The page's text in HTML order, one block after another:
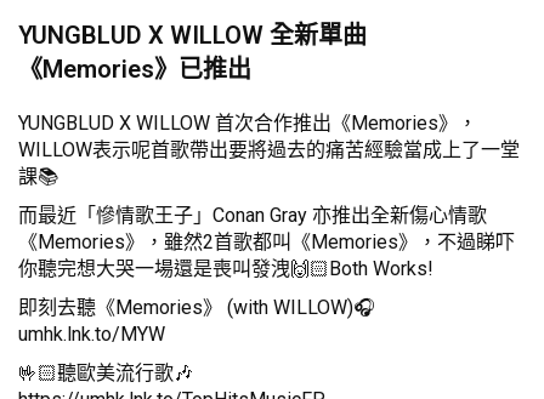
YUNGBLUD X WILLOW 全新單曲
《Memories》已推出
YUNGBLUD X WILLOW 首次合作推出《Memories》，
WILLOW表示呢首歌帶出要將過去的痛苦經驗當成上了一堂
課📚
而最近「慘情歌王子」Conan Gray 亦推出全新傷心情歌
《Memories》，雖然2首歌都叫《Memories》，不過睇吓
你聽完想大哭一場還是喪叫發洩🙌🏻Both Works!
即刻去聽《Memories》 (with WILLOW)🎧
umhk.lnk.to/MYW
🤟🏻聽歐美流行歌🎶